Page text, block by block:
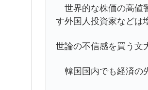
世界的な株価の高値
す外国人投資家などは
世論の不信感を買う文
韓国国内でも経済の